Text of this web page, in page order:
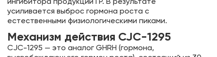
усиливается выброс гормона роста с
естественными физиологическими пиками.
Механизм действия CJC-1295
CJC-1295 — это аналог GHRH (гормона,